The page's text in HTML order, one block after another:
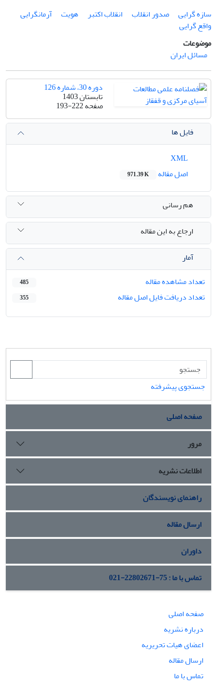
سازه گرایی
صدور انقلاب انقلاب اکتبر هویت
آرمانگرایی
واقع گرایی
موضوعات
مسائل ایران
دوره 30، شماره 126
تابستان 1403
صفحه193-222
فایل ها
اصل مقاله
971.39 K
هم رسانی
ارجاع به این مقاله
آمار
تعداد مشاهده مقاله
485
تعداد دریافت فایل اصل مقاله 355
جستجوی پیشرفته
صفحه اصلی
مرور
اطلاعات نشریه
راهنمای نویسندگان
ارسال مقاله
داوران
تماس با ما : 75-22802671-021
صفحه اصلی
درباره نشریه
اعضای هیات تحریریه
ارسال مقاله
تماس با ما